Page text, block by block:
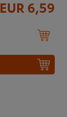
EUR 6,59